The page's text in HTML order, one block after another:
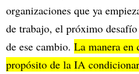
organizaciones que ya
de trabajo, el próximo
de ese cambio. La manera en
propósito de la IA